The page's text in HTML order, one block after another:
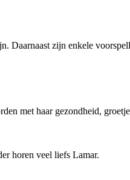
Daarnaast zijn enkele
met haar gezondheid,
horen veel liefs Lamar.